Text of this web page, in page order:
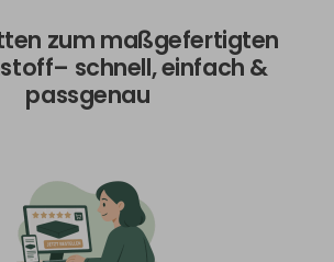
zum maßgefertigten
schnell, einfach &
passgenau